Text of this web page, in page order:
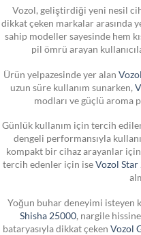
Vozol, geliştirdiği yeni nesil
dikkat çeken markalar arasında
sahip modeller sayesinde hem
pil ömrü arayan
Ürün yelpazesinde yer alan
uzun süre kullanım sunarken,
modları ve güçlü aroma
Günlük kullanım için tercih
dengeli performansıyla
kompakt bir cihaz arayanlar için
tercih edenler için iseVozol
Yoğun buhar deneyimi isteyen
Shisha 25000 , nargile
bataryasıyla dikkat çeken Vozol